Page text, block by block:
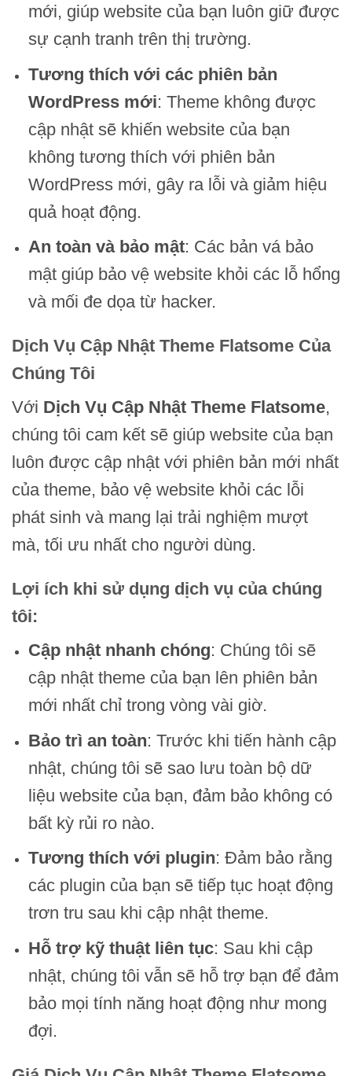
mới, giúp website của bạn luôn giữ được
sự cạnh tranh trên thị trường.
Tương thích với các phiên bản
WordPress mới: Theme không được
cập nhật sẽ khiến website của bạn
không tương thích với phiên bản
WordPress mới, gây ra lỗi và giảm hiệu
quả hoạt động.
An toàn và bảo mật: Các bản vá bảo
mật giúp bảo vệ website khỏi các lỗ hổng
và mối đe dọa từ hacker.
Dịch Vụ Cập Nhật Theme Flatsome Của
Chúng Tôi
Với Dịch Vụ Cập Nhật Theme Flatsome,
chúng tôi cam kết sẽ giúp website của bạn
luôn được cập nhật với phiên bản mới nhất
của theme, bảo vệ website khỏi các lỗi
phát sinh và mang lại trải nghiệm mượt
mà, tối ưu nhất cho người dùng.
Lợi ích khi sử dụng dịch vụ của chúng
tôi:
Cập nhật nhanh chóng: Chúng tôi sẽ
cập nhật theme của bạn lên phiên bản
mới nhất chỉ trong vòng vài giờ.
Bảo trì an toàn: Trước khi tiến hành cập
nhật, chúng tôi sẽ sao lưu toàn bộ dữ
liệu website của bạn, đảm bảo không có
bất kỳ rủi ro nào.
Tương thích với plugin: Đảm bảo rằng
các plugin của bạn sẽ tiếp tục hoạt động
trơn tru sau khi cập nhật theme.
Hỗ trợ kỹ thuật liên tục: Sau khi cập
nhật, chúng tôi vẫn sẽ hỗ trợ bạn để đảm
bảo mọi tính năng hoạt động như mong
đợi.